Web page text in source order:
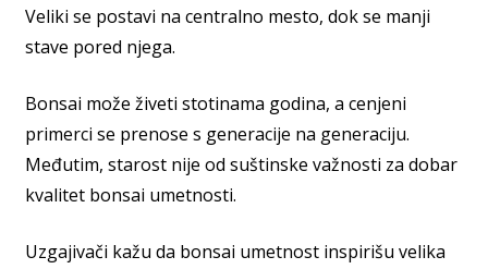
Veliki se postavi na centralno mesto, dok se manji
stave pored njega.
Bonsai može živeti stotinama godina, a cenjeni
primerci se prenose s generacije na generaciju.
Međutim, starost nije od suštinske važnosti za dobar
kvalitet bonsai umetnosti.
Uzgajivači kažu da bonsai umetnost inspirišu velika